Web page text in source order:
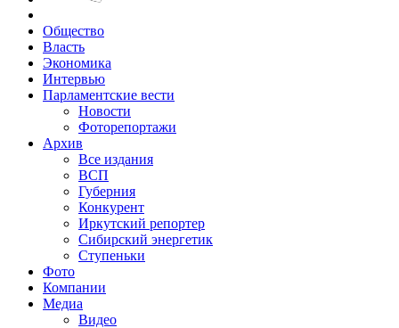
Общество
Власть
Экономика
Интервью
Парламентские вести
Новости
Фоторепортажи
Архив
Все издания
ВСП
Губерния
Конкурент
Иркутский репортер
Сибирский энергетик
Ступеньки
Фото
Компании
Медиа
Видео